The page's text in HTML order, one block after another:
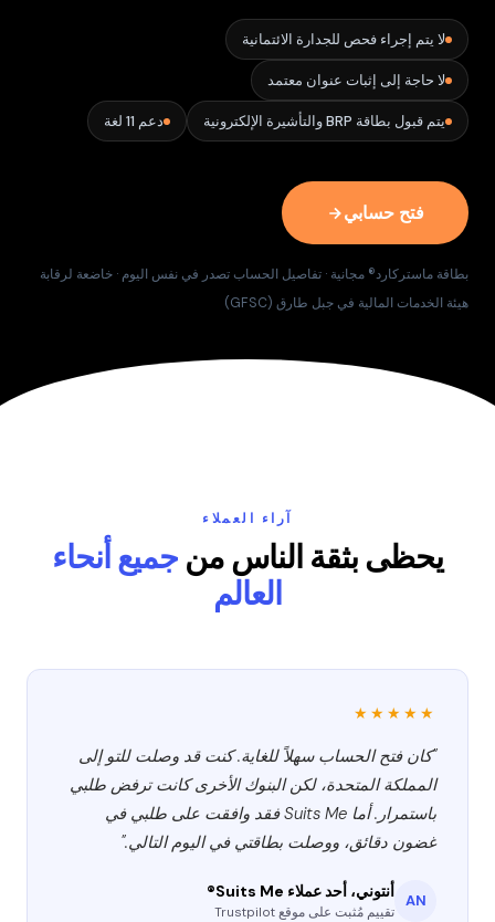
لا يتم إجراء فحص للجدارة الائتمانية
لا حاجة إلى إثبات عنوان معتمد
يتم قبول بطاقة BRP والتأشيرة الإلكترونية دعم 11 لغة
فتح حسابي
بطاقة ماستركارد® مجانية · تفاصيل الحساب تصدر في نفس اليوم · خاضعة لرقابة
هيئة الخدمات المالية في جبل طارق (GFSC)
آراء العملاء
يحظى بثقة الناس من جميع أنحاء
العالم
★★★★★
"كان فتح الحساب سهلاً للغاية. كنت قد وصلت للتو إلى
المملكة المتحدة، لكن البنوك الأخرى كانت ترفض طلبي
باستمرار. أما Suits Me فقد وافقت على طلبي في
غضون دقائق، ووصلت بطاقتي في اليوم التالي."
AN أنتوني، أحد عملاء Suits Me®
تقييم مُثبت على موقع Trustpilot